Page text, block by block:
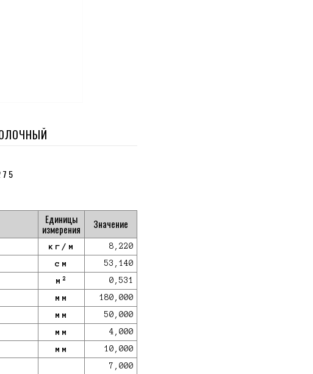
Единицы
измерения Значение
кг/м 8,220
см 53,140
м 2 0,531
мм 180,000
мм 50,000
мм 4,000
мм 10,000
7,000